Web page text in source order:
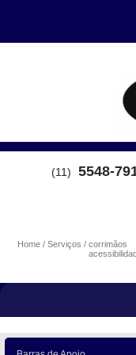
(11) 5548-
Home Serviços